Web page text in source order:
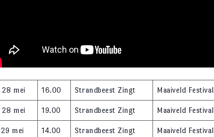
28 mei 16.00 Strandbeest Zingt Maaiveld Festival
28 mei 19.00 Strandbeest Zingt Maaiveld Festival
mei 14.00 Strandbeest Zingt Maaiveld Festival